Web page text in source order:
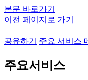
본문 바로가기
이전 페이지로 가기
공유하기 주요 서비스
주요서비스